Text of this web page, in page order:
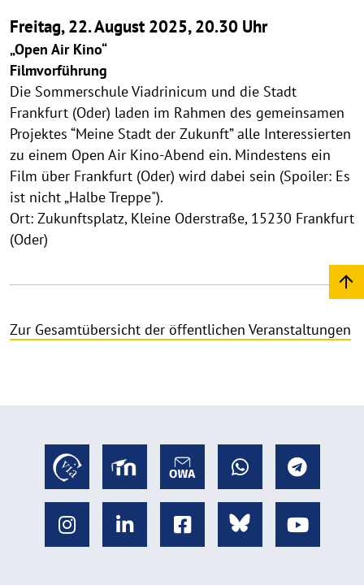
Freitag, 22. August 2025, 20.30 Uhr
„Open Air Kino“
Filmvorführung
Die Sommerschule Viadrinicum und die Stadt
Frankfurt (Oder) laden im Rahmen des gemeinsamen
Projektes “Meine Stadt der Zukunft” alle Interessierten
zu einem Open Air Kino-Abend ein. Mindestens ein
Film über Frankfurt (Oder) wird dabei sein (Spoiler: Es
ist nicht „Halbe Treppe").
Ort: Zukunftsplatz, Kleine Oderstraße, 15230 Frankfurt
(Oder)
Zur Gesamtübersicht der öffentlichen Veranstaltungen